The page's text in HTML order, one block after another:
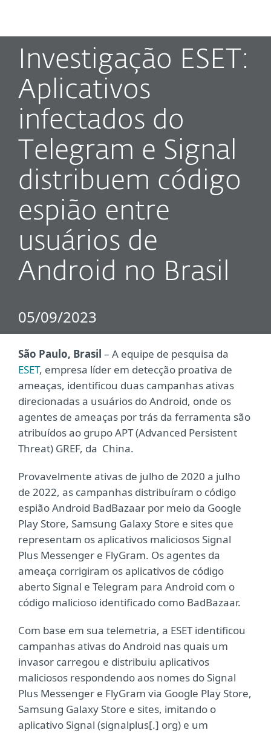
Investigação ESET:
Aplicativos
infectados do
Telegram e Signal
distribuem código
espião entre
usuários de
Android no Brasil
05/09/2023
São Paulo, Brasil – A equipe de pesquisa da
ESET, empresa líder em detecção proativa de
ameaças, identificou duas campanhas ativas
direcionadas a usuários do Android, onde os
agentes de ameaças por trás da ferramenta são
atribuídos ao grupo APT (Advanced Persistent
Threat) GREF, da China.
Provavelmente ativas de julho de 2020 a julho
de 2022, as campanhas distribuíram o código
espião Android BadBazaar por meio da Google
Play Store, Samsung Galaxy Store e sites que
representam os aplicativos maliciosos Signal
Plus Messenger e FlyGram. Os agentes da
ameaça corrigiram os aplicativos de código
aberto Signal e Telegram para Android com o
código malicioso identificado como BadBazaar.
Com base em sua telemetria, a ESET identificou
campanhas ativas do Android nas quais um
invasor carregou e distribuiu aplicativos
maliciosos respondendo aos nomes do Signal
Plus Messenger e FlyGram via Google Play Store,
Samsung Galaxy Store e sites, imitando o
aplicativo Signal (signalplus[.] org) e um